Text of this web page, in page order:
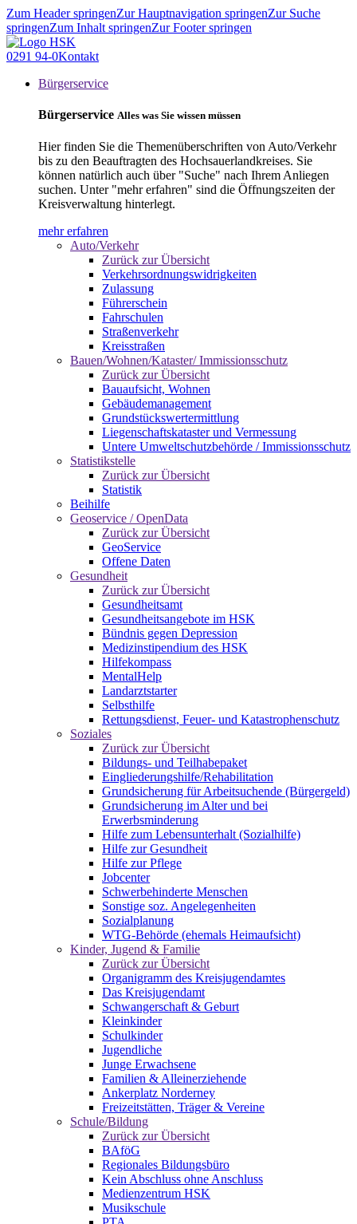
Zum Header springenZur Hauptnavigation springenZur Suche
springenZum Inhalt springenZur Footer springen
0291 94-0Kontakt
Bürgerservice
Bürgerservice Alles was Sie wissen müssen
Hier finden Sie die Themenüberschriften von Auto/Verkehr
bis zu den Beauftragten des Hochsauerlandkreises. Sie
können natürlich auch über "Suche" nach Ihrem Anliegen
suchen. Unter "mehr erfahren" sind die Öffnungszeiten der
Kreisverwaltung hinterlegt.
mehr erfahren
Auto/Verkehr
Zurück zur Übersicht
Verkehrsordnungswidrigkeiten
Zulassung
Führerschein
Fahrschulen
Straßenverkehr
Kreisstraßen
Bauen/Wohnen/Kataster/ Immissionsschutz
Zurück zur Übersicht
Bauaufsicht, Wohnen
Gebäudemanagement
Grundstückswertermittlung
Liegenschaftskataster und Vermessung
Untere Umweltschutzbehörde / Immissionsschutz
Statistikstelle
Zurück zur Übersicht
Statistik
Beihilfe
Geoservice / OpenData
Zurück zur Übersicht
GeoService
Offene Daten
Gesundheit
Zurück zur Übersicht
Gesundheitsamt
Gesundheitsangebote im HSK
Bündnis gegen Depression
Medizinstipendium des HSK
Hilfekompass
MentalHelp
Landarztstarter
Selbsthilfe
Rettungsdienst, Feuer- und Katastrophenschutz
Soziales
Zurück zur Übersicht
Bildungs- und Teilhabepaket
Eingliederungshilfe/Rehabilitation
Grundsicherung für Arbeitsuchende (Bürgergeld)
Grundsicherung im Alter und bei
Erwerbsminderung
Hilfe zum Lebensunterhalt (Sozialhilfe)
Hilfe zur Gesundheit
Hilfe zur Pflege
Jobcenter
Schwerbehinderte Menschen
Sonstige soz. Angelegenheiten
Sozialplanung
WTG-Behörde (ehemals Heimaufsicht)
Kinder, Jugend & Familie
Zurück zur Übersicht
Organigramm des Kreisjugendamtes
Das Kreisjugendamt
Schwangerschaft & Geburt
Kleinkinder
Schulkinder
Jugendliche
Junge Erwachsene
Familien & Alleinerziehende
Ankerplatz Norderney
Freizeitstätten, Träger & Vereine
Schule/Bildung
Zurück zur Übersicht
BAföG
Regionales Bildungsbüro
Kein Abschluss ohne Anschluss
Medienzentrum HSK
Musikschule